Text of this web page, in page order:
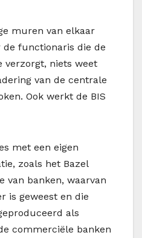
muren van elkaar
de functionaris die de
verzorgt, niets weet
van de centrale
Ook werkt de BIS
met een eigen
zoals het Bazel
van banken, waarvan
is geweest en die
als
commerciële banken